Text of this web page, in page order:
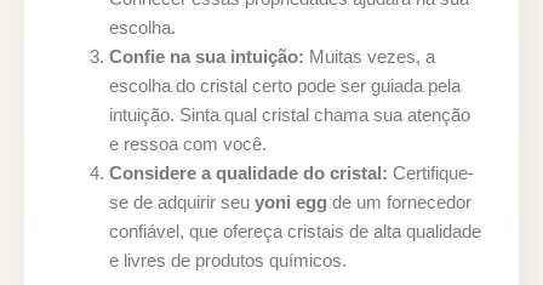
escolha.
Confie na sua intuição: Muitas vezes, a
escolha do cristal certo pode ser guiada pela
intuição. Sinta qual cristal chama sua atenção
e ressoa com você.
Considere a qualidade do cristal: Certifique-
se de adquirir seu yoni egg de um fornecedor
confiável, que ofereça cristais de alta qualidade
e livres de produtos químicos.